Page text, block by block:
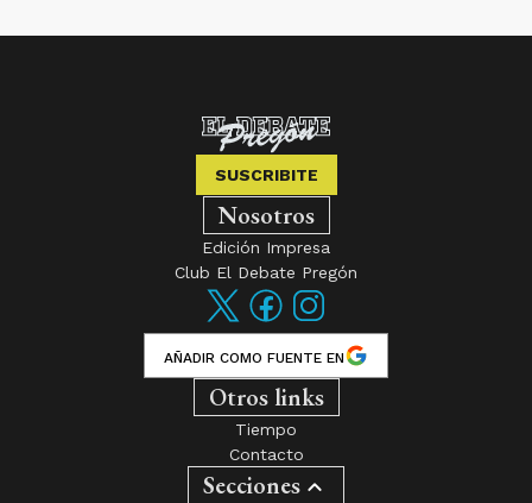
SUSCRIBITE
Nosotros
Edición Impresa
Club El Debate Pregón
AÑADIR COMO FUENTE EN
Otros links
Tiempo
Contacto
Secciones